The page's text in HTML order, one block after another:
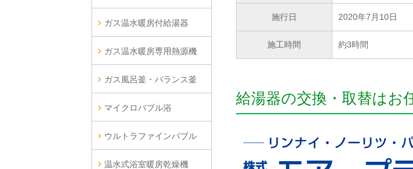
施行日 2020年7月10日
施工時間 約3時間
給湯器の交換・取替はお
ガス温水暖房付給湯器
ガス温水暖房専用熱源機
ガス風呂釜・バランス釜
マイクロバブル浴
ウルトラファインバブル
温水式浴室暖房乾燥機